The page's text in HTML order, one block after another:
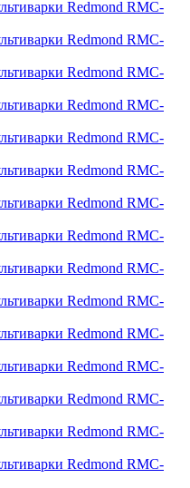
Redmond RMC-
Redmond RMC-
Redmond RMC-
Redmond RMC-
Redmond RMC-
Redmond RMC-
Redmond RMC-
Redmond RMC-
Redmond RMC-
Redmond RMC-
Redmond RMC-
Redmond RMC-
Redmond RMC-
Redmond RMC-
Redmond RMC-